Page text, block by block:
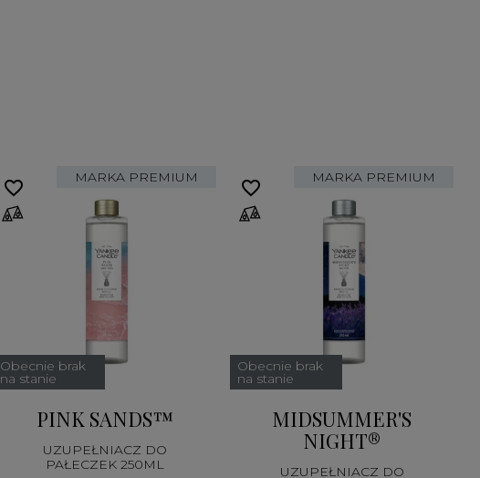
MARKA PREMIUM
Obecnie brak
na stanie
PINK SANDS™
UZUPEŁNIACZ DO
PAŁECZEK 250ML
favorite_border MARKA PREMIUM
Obecnie brak
na stanie
MIDSUMMER'S
NIGHT®
UZUPEŁNIACZ DO
favorite_border